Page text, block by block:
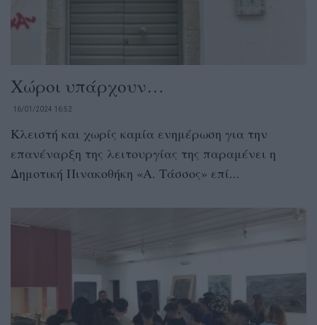
Χώροι υπάρχουν…
16/01/2024 16:52
Κλειστή και χωρίς καμία ενημέρωση για την
επανέναρξη της λειτουργίας της παραμένει η
Δημοτική Πινακοθήκη «Α. Τάσσος» επί...